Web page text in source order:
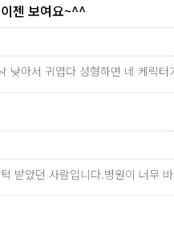
젠 보여요~^^
낮아서 귀엽다 성형하면 네 케릭
받았던 사람입니다.병원이 너무